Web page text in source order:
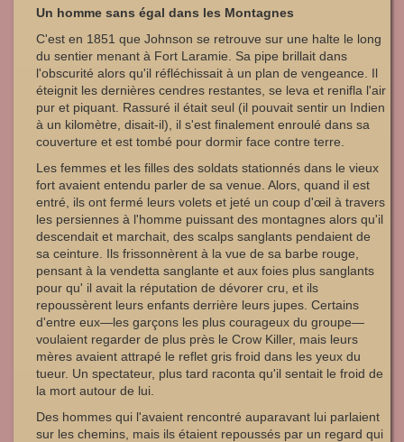
Un homme sans égal dans les Montagnes
C'est en 1851 que Johnson se retrouve sur une halte le long
du sentier menant à Fort Laramie. Sa pipe brillait dans
l'obscurité alors qu'il réfléchissait à un plan de vengeance. Il
éteignit les dernières cendres restantes, se leva et renifla l'air
pur et piquant. Rassuré il était seul (il pouvait sentir un Indien
à un kilomètre, disait-il), il s'est finalement enroulé dans sa
couverture et est tombé pour dormir face contre terre.
Les femmes et les filles des soldats stationnés dans le vieux
fort avaient entendu parler de sa venue. Alors, quand il est
entré, ils ont fermé leurs volets et jeté un coup d'œil à travers
les persiennes à l'homme puissant des montagnes alors qu'il
descendait et marchait, des scalps sanglants pendaient de
sa ceinture. Ils frissonnèrent à la vue de sa barbe rouge,
pensant à la vendetta sanglante et aux foies plus sanglants
pour qu' il avait la réputation de dévorer cru, et ils
repoussèrent leurs enfants derrière leurs jupes. Certains
d'entre eux—les garçons les plus courageux du groupe—
voulaient regarder de plus près le Crow Killer, mais leurs
mères avaient attrapé le reflet gris froid dans les yeux du
tueur. Un spectateur, plus tard raconta qu'il sentait le froid de
la mort autour de lui.
Des hommes qui l'avaient rencontré auparavant lui parlaient
sur les chemins, mais ils étaient repoussés par un regard qui